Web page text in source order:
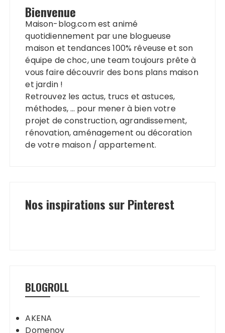
Bienvenue
Maison-blog.com est animé
quotidiennement par une blogueuse
maison et tendances 100% rêveuse et son
équipe de choc, une team toujours prête à
vous faire découvrir des bons plans maison
et jardin !
Retrouvez les actus, trucs et astuces,
méthodes, … pour mener à bien votre
projet de construction, agrandissement,
rénovation, aménagement ou décoration
de votre maison / appartement.
Nos inspirations sur Pinterest
BLOGROLL
AKENA
Domenov